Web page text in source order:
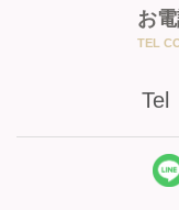
お
TEL
Tel